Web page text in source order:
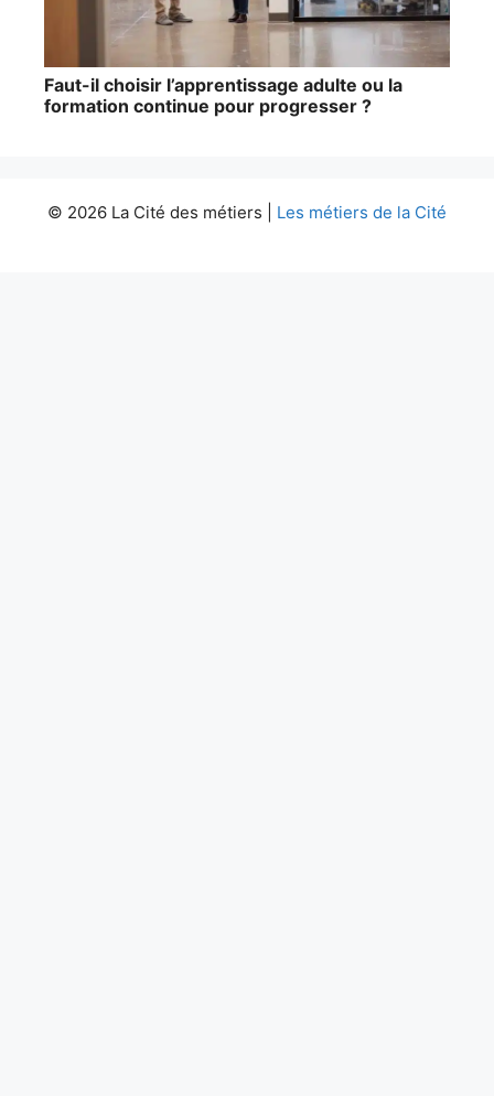
Faut-il choisir l’apprentissage adulte ou la
formation continue pour progresser ?
© 2026 La Cité des métiers | Les métiers de la Cité